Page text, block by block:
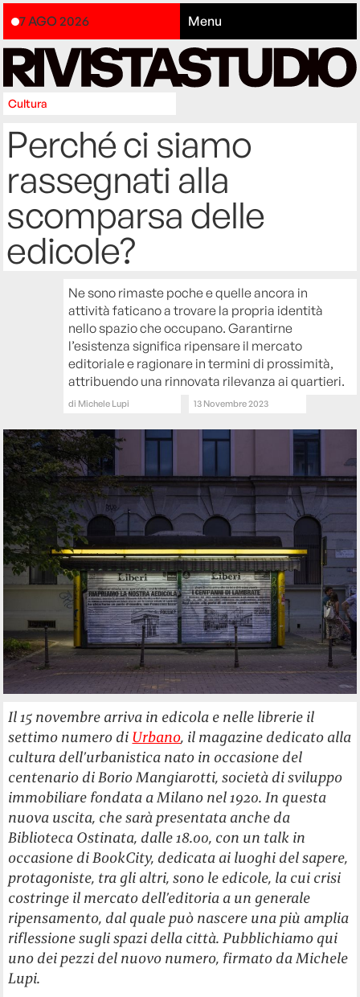
7 AGO 2026 Menu
Cultura
Perché ci siamo
rassegnati alla
scomparsa delle
edicole?
Ne sono rimaste poche e quelle ancora in
attività faticano a trovare la propria identità
nello spazio che occupano. Garantirne
l’esistenza significa ripensare il mercato
editoriale e ragionare in termini di prossimità,
attribuendo una rinnovata rilevanza ai quartieri.
di Michele Lupi 13 Novembre 2023
Il 15 novembre arriva in edicola e nelle librerie il
settimo numero di Urbano, il magazine dedicato alla
cultura dell’urbanistica nato in occasione del
centenario di Borio Mangiarotti, società di sviluppo
immobiliare fondata a Milano nel 1920. In questa
nuova uscita, che sarà presentata anche da
Biblioteca Ostinata, dalle 18.00, con un talk in
occasione di BookCity, dedicata ai luoghi del sapere,
protagoniste, tra gli altri, sono le edicole, la cui crisi
costringe il mercato dell’editoria a un generale
ripensamento, dal quale può nascere una più amplia
riflessione sugli spazi della città. Pubblichiamo qui
uno dei pezzi del nuovo numero, firmato da Michele
Lupi.